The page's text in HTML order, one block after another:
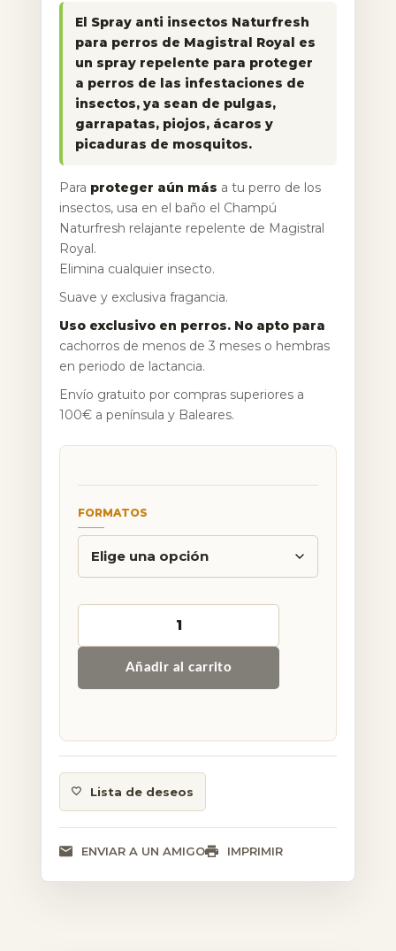
El Spray anti insectos Naturfresh
para perros de Magistral Royal es
un spray repelente para proteger
a perros de las infestaciones de
insectos, ya sean de pulgas,
garrapatas, piojos, ácaros y
picaduras de mosquitos.
Para proteger aún más a tu perro de los
insectos, usa en el baño el Champú
Naturfresh relajante repelente de Magistral
Royal.
Elimina cualquier insecto.
Suave y exclusiva fragancia.
Uso exclusivo en perros. No apto para
cachorros de menos de 3 meses o hembras
en periodo de lactancia.
Envío gratuito por compras superiores a
100€ a península y Baleares.
FORMATOS
Añadir al carrito
Alternative:
Lista de deseos
ENVIAR A UN AMIGO IMPRIMIR